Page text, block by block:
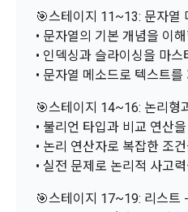
면에 게시하거나 기타의 방법으
2. "회사"는 약관의규제등에관한
신사업법, 정보통신망이용촉진
서의 소비자보호에 관한 법률,
자금융거래법, 전자서명법, 소비
관련법을 위배하지 않는 범위에
3. "회사"는 "서비스"에 대해 별
“별도약관”)을 둘 수 있으며, 그
“별도약관”이 우선하여 적용된다.
유가 있을 때, 약관을 변경할 수
따른 광고, 이벤트 정보 및 참여
4) 고용 및 취업동향 파악을 위
를 위한 데이터 분석
3. 수집하는 개인정보 항목 및
가. 수집하는 개인정보의 항목
1) 회원가입 시 수집하는 항목
🎯스테이지 11~13: 문자열
• 문자열의 기본 개념을 이
• 인덱싱과 슬라이싱을 마스
• 문자열 메소드로 텍스트
🎯스테이지 14~16: 논리형
• 불리언 타입과 비교 연산
• 논리 연산자로 복잡한 조
• 실전 문제로 논리적 사고
🎯스테이지 17~19: 리스트